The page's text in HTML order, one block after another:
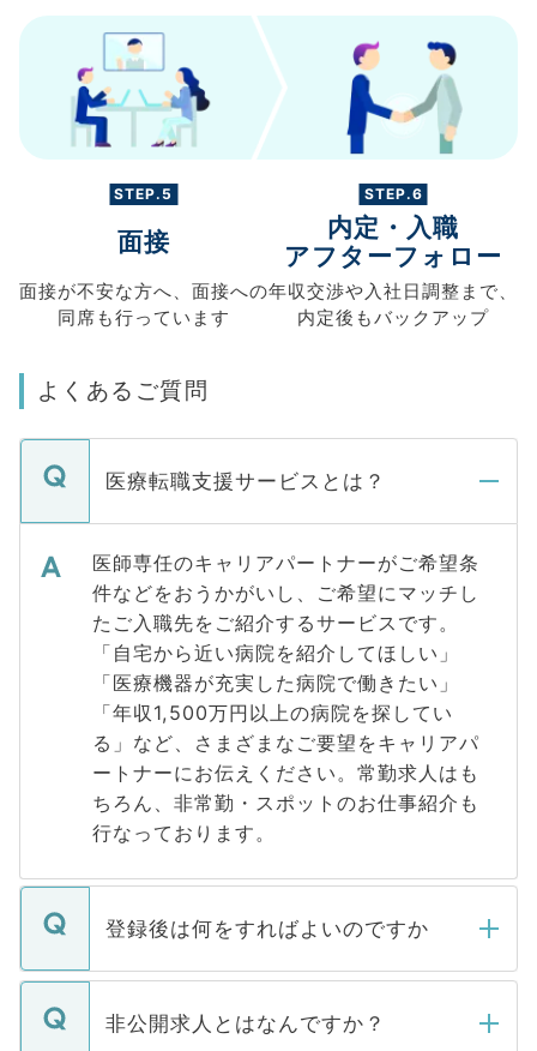
STEP.5
面接
面接が不安な方へ、 面接への
同席も行っています
STEP.6
内定・入職
アフターフォロー
年収交渉や 入社日調整まで、
内定後もバックアップ
よくあるご質問
医療転職支援サービスとは？
医師専任のキャリアパートナーがご希望条
件などをおうかがいし、ご希望にマッチし
たご入職先をご紹介するサービスです。
「自宅から近い病院を紹介してほしい」
「医療機器が充実した病院で働きたい」
「年収1,500万円以上の病院を探してい
る」など、さまざまなご要望をキャリアパ
ートナーにお伝えください。常勤求人はも
ちろん、非常勤・スポットのお仕事紹介も
行なっております。
登録後は何をすればよいのですか
ご登録いただきましたら、弊社担当者がご
登録内容を確認し、その後メールもしくは
非公開求人とはなんですか？